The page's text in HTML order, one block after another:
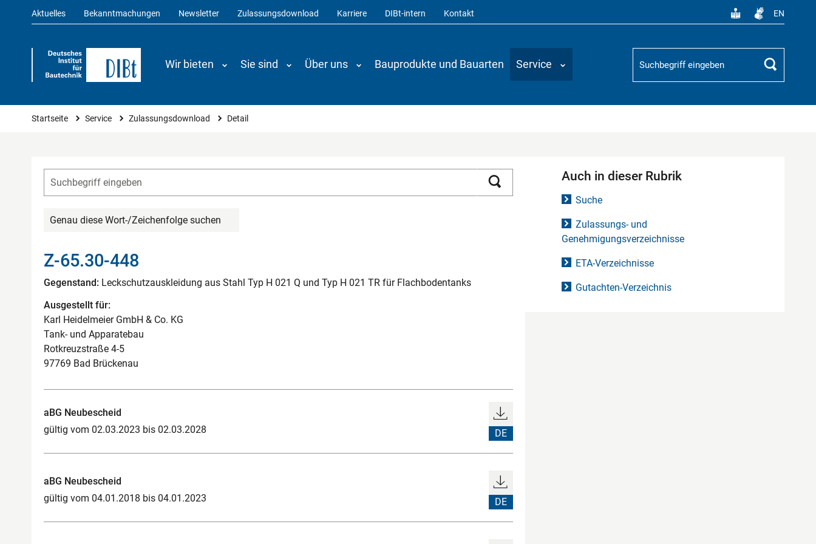
Aktuelles Bekanntmachungen Newsletter Zulassungsdownload Karriere DIBt-intern Kontakt EN
Wir bieten Sie sind Über uns Bauprodukte und Bauarten Service
Suchbegriff
Suchen
Sie sind hier
Startseite Service Zulassungsdownload Detail
Genau diese Wort-/Zeichenfolge suchen
Z-65.30-448
Gegenstand: Leckschutzauskleidung aus Stahl Typ H 021 Q und Typ H 021 TR für Flachbodentanks
Ausgestellt für:
Karl Heidelmeier GmbH & Co. KG
Tank- und Apparatebau
Rotkreuzstraße 4-5
97769 Bad Brückenau
aBG Neubescheid
gültig vom 02.03.2023 bis 02.03.2028
DE
aBG Neubescheid
gültig vom 04.01.2018 bis 04.01.2023
DE
Auch in dieser Rubrik
Suche
Zulassungs- und
Genehmigungsverzeichnisse
ETA-Verzeichnisse
Gutachten-Verzeichnis